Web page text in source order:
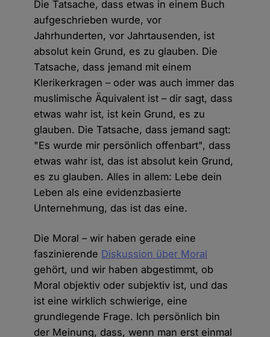
Die Tatsache, dass etwas in einem Buch
aufgeschrieben wurde, vor
Jahrhunderten, vor Jahrtausenden, ist
absolut kein Grund, es zu glauben. Die
Tatsache, dass jemand mit einem
Klerikerkragen – oder was auch immer das
muslimische Äquivalent ist – dir sagt, dass
etwas wahr ist, ist kein Grund, es zu
glauben. Die Tatsache, dass jemand sagt:
"Es wurde mir persönlich offenbart", dass
etwas wahr ist, das ist absolut kein Grund,
es zu glauben. Alles in allem: Lebe dein
Leben als eine evidenzbasierte
Unternehmung, das ist das eine.
Die Moral – wir haben gerade eine
faszinierende Diskussion über Moral
gehört, und wir haben abgestimmt, ob
Moral objektiv oder subjektiv ist, und das
ist eine wirklich schwierige, eine
grundlegende Frage. Ich persönlich bin
der Meinung, dass, wenn man erst einmal